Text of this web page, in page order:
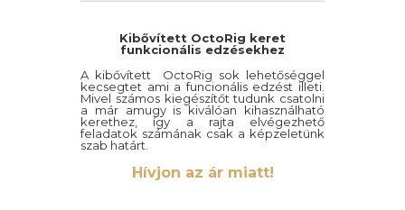
Kibővített OctoRig keret
funkcionális edzésekhez
A kibővített OctoRig sok lehetőséggel
kecsegtet ami a funcionális edzést illeti.
Mivel számos kiegészítőt tudunk csatolni
a már amugy is kiválóan kihasználható
kerethez, így a rajta elvégezhető
feladatok számának csak a képzeletünk
szab határt.
Hívjon az ár miatt!